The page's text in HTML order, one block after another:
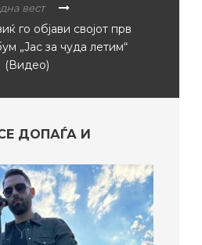
вест
го објави својот прв
„Јас за чуда летим“
(Видео)
ДОПАЃА И